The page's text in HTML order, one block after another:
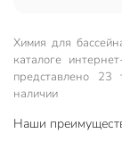
Химия для
каталоге
представлено 23
наличии
Наши